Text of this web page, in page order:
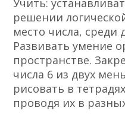
Учить:
решении
место числа, среди
Развивать умение
пространстве.
числа 6 из двух
рисовать в
проводя их в